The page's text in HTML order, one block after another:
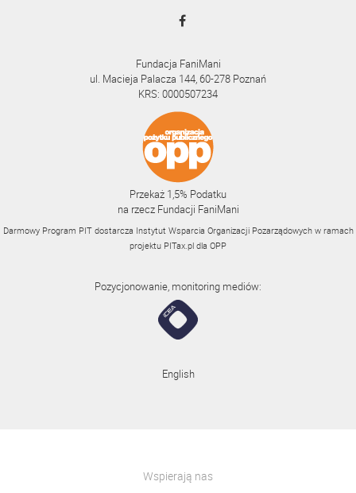
Fundacja FaniMani
ul. Macieja Palacza 144, 60-278 Poznań
KRS: 0000507234
Przekaż 1,5% Podatku
na rzecz Fundacji FaniMani
Darmowy Program PIT dostarcza Instytut Wsparcia Organizacji Pozarządowych w ramach
projektu PITax.pl dla OPP
Pozycjonowanie, monitoring mediów:
English
Wspierają nas